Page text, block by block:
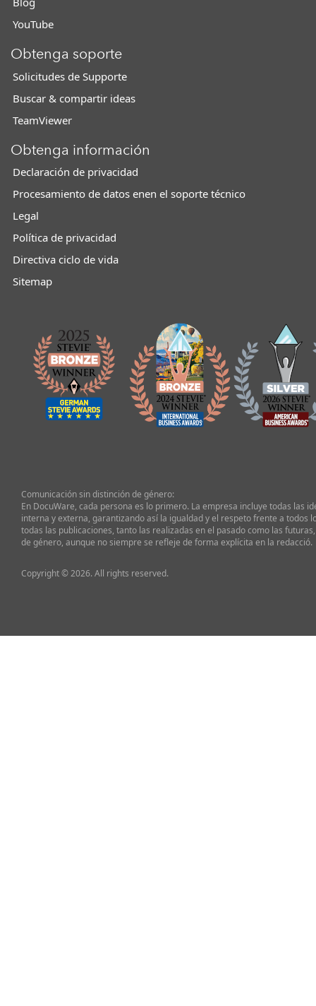
YouTube
Obtenga soporte
Solicitudes de Supporte
Buscar & compartir ideas
TeamViewer
Obtenga información
Declaración de privacidad
Procesamiento de datos enen el soporte técnico
Legal
Política de privacidad
Directiva ciclo de vida
Sitemap
Comunicación sin distinción de género:
En DocuWare, cada persona es lo primero. La empresa incluye todas las
interna y externa, garantizando así la igualdad y el respeto frente a todos
todas las publicaciones, tanto las realizadas en el pasado como las
de género, aunque no siempre se refleje de forma explícita en la redacció.
Copyright © 2026. All rights reserved.